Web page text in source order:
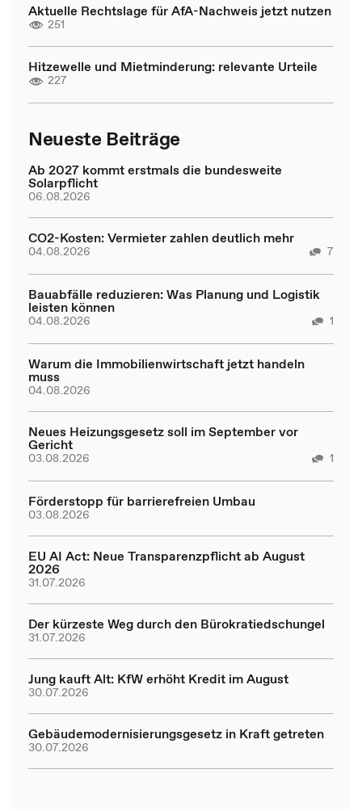
Aktuelle Rechtslage für AfA-Nachweis jetzt nutzen
251
Hitzewelle und Mietminderung: relevante Urteile
227
Neueste Beiträge
Ab 2027 kommt erstmals die bundesweite
Solarpflicht
06.08.2026
CO2-Kosten: Vermieter zahlen deutlich mehr
04.08.2026 7
Bauabfälle reduzieren: Was Planung und Logistik
leisten können
04.08.2026 1
Warum die Immobilienwirtschaft jetzt handeln
muss
04.08.2026
Neues Heizungsgesetz soll im September vor
Gericht
03.08.2026 1
Förderstopp für barrierefreien Umbau
03.08.2026
EU AI Act: Neue Transparenzpflicht ab August
2026
31.07.2026
Der kürzeste Weg durch den Bürokratiedschungel
31.07.2026
Jung kauft Alt: KfW erhöht Kredit im August
30.07.2026
Gebäudemodernisierungsgesetz in Kraft getreten
30.07.2026